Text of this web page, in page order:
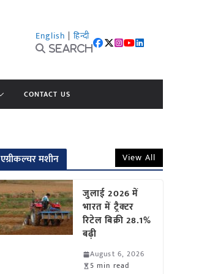
English | हिन्दी
Search
CONTACT US
एग्रीकल्चर मशीन View All
जुलाई 2026 में
भारत में ट्रैक्टर
रिटेल बिक्री 28.1%
बढ़ी
August 6, 2026
5 min read